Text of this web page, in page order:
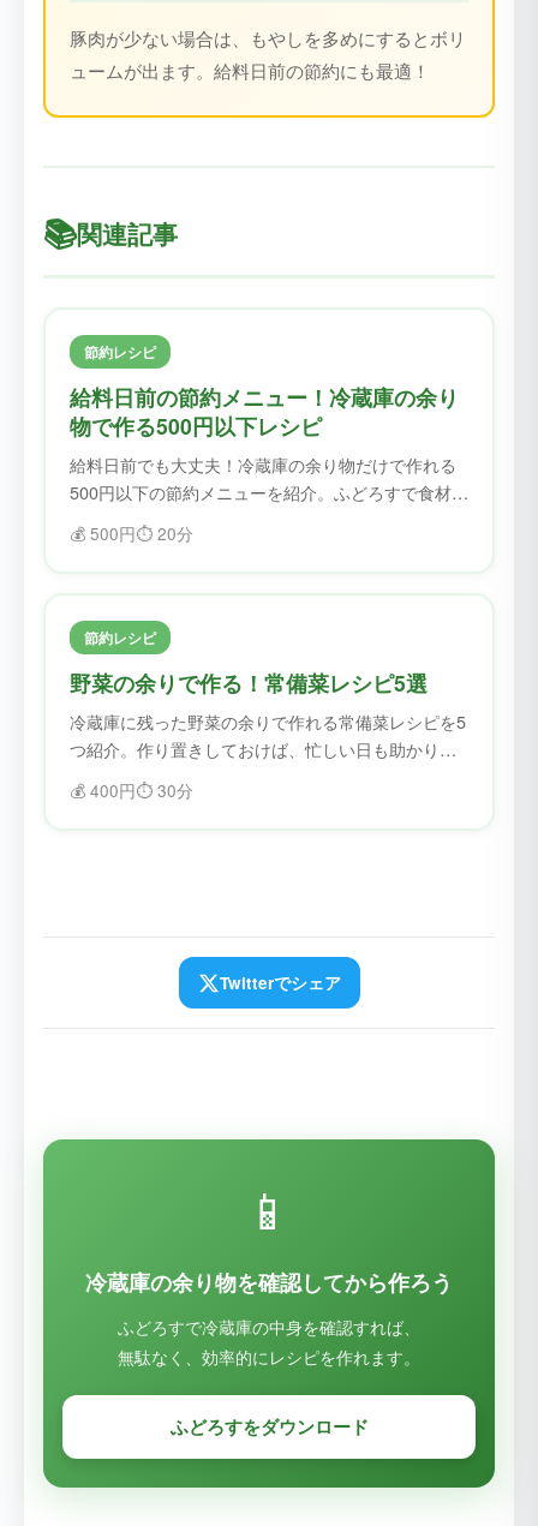
豚肉が少ない場合は、もやしを多めにするとボリ
ュームが出ます。給料日前の節約にも最適！
📚関連記事
節約レシピ
給料日前の節約メニュー！冷蔵庫の余り
物で作る500円以下レシピ
給料日前でも大丈夫！冷蔵庫の余り物だけで作れる
500円以下の節約メニューを紹介。ふどろすで食材を
確認してから作れば、無駄なく節約できます。
💰 500円⏱️ 20分
節約レシピ
野菜の余りで作る！常備菜レシピ5選
冷蔵庫に残った野菜の余りで作れる常備菜レシピを5
つ紹介。作り置きしておけば、忙しい日も助かりま
💰 400円⏱️ 30分
Twitterでシェア
📱
冷蔵庫の余り物を確認してから作ろう
ふどろすで冷蔵庫の中身を確認すれば、
無駄なく、効率的にレシピを作れます。
ふどろすをダウンロード